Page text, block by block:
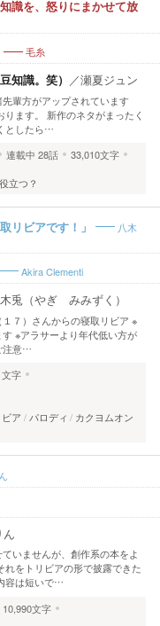
識を、怒りにまかせて放
毛糸
知識。笑） ／瀬夏ジュン
輩方がアップされています
ます。 新作のネタがまったく
としたら…
連載中 28話
33,010文字
役立つ？
リビアです！」
八木
Akira Clementi
兎（やぎ みみずく）
７）さんからの寝取リビア ※
※アラサーより年代低い方が
注意…
字
ビア パロディ
カクヨムオン
ん
いませんが、創作系の本をよ
れをトリビアの形で披露できた
容は短いで…
10,990文字